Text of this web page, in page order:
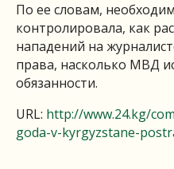
По ее словам,
контролировала, как
нападений на
права, насколько МВД
обязанности.
URL: http://www.24.kg/
goda-v-kyrgyzstane-